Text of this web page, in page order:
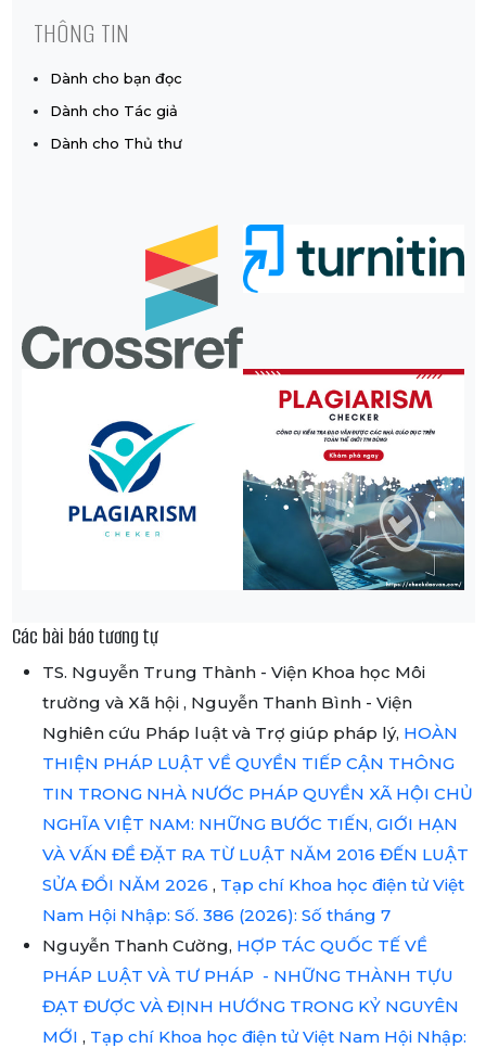
THÔNG TIN
Dành cho bạn đọc
Dành cho Tác giả
Dành cho Thủ thư
Các bài báo tương tự
TS. Nguyễn Trung Thành - Viện Khoa học Môi
trường và Xã hội , Nguyễn Thanh Bình - Viện
Nghiên cứu Pháp luật và Trợ giúp pháp lý, HOÀN
THIỆN PHÁP LUẬT VỀ QUYỀN TIẾP CẬN THÔNG
TIN TRONG NHÀ NƯỚC PHÁP QUYỀN XÃ HỘI CHỦ
NGHĨA VIỆT NAM: NHỮNG BƯỚC TIẾN, GIỚI HẠN
VÀ VẤN ĐỀ ĐẶT RA TỪ LUẬT NĂM 2016 ĐẾN LUẬT
SỬA ĐỔI NĂM 2026 , Tạp chí Khoa học điện tử Việt
Nam Hội Nhập: Số. 386 (2026): Số tháng 7
Nguyễn Thanh Cường, HỢP TÁC QUỐC TẾ VỀ
PHÁP LUẬT VÀ TƯ PHÁP - NHỮNG THÀNH TỰU
ĐẠT ĐƯỢC VÀ ĐỊNH HƯỚNG TRONG KỶ NGUYÊN
MỚI , Tạp chí Khoa học điện tử Việt Nam Hội Nhập: